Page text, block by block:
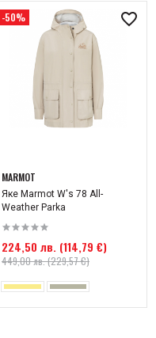
-50%
MARMOT
Яке Marmot W's 78 All-
Weather Parka
224,50 лв. (114,79 €)
449,00 лв. (229,57 €)